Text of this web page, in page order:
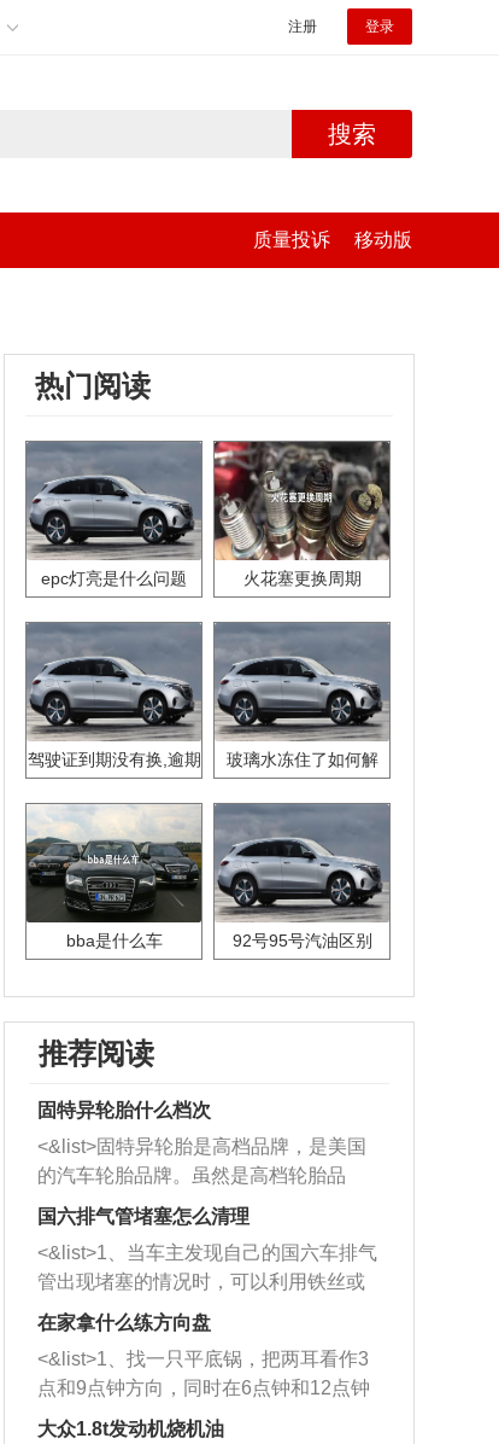
注册 登录
搜索
质量投诉 移动版
热门阅读
epc灯亮是什么问题 火花塞更换周期
驾驶证到期没有换,逾期
玻璃水冻住了如何解
bba是什么车 92号95号汽油区别
推荐阅读
固特异轮胎什么档次
<&list>固特异轮胎是高档品牌，是美国
的汽车轮胎品牌。虽然是高档轮胎品
牌，但是中高低端的轮胎都有生产，这
也是为了更好的开拓市场。
国六排气管堵塞怎么清理
<&list>1、当车主发现自己的国六车排气
管出现堵塞的情况时，可以利用铁丝或
者是细棍，直接将杂物给取出来，如果
堵塞情况比较严重，也可以采取应急措
施。 <&list>2、直接利用木棍将所有的
杂物推到排气管里面的位置处，然后将
三元催化器拆解开，就可以将堵塞的东
在家拿什么练方向盘
<&list>1、找一只平底锅，把两耳看作3
点和9点钟方向，同时在6点钟和12点钟
方向做一个标记。 <&list>2、双手握住
大众1.8t发动机烧机油